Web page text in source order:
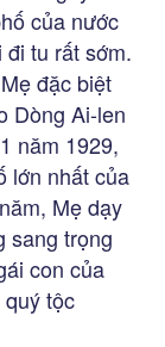
của nước
tu rất sớm.
đặc biệt
Dòng Ai-len
năm 1929,
lớn nhất của
Mẹ dạy
sang trọng
con của
tộc